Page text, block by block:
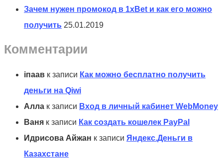
Зачем нужен промокод в 1xBet и как его можно
получить 25.01.2019
Комментарии
іпаав к записи Как можно бесплатно получить
деньги на Qiwi
Алла к записи Вход в личный кабинет WebMoney
Ваня к записи Как создать кошелек PayPal
Идрисова Айжан к записи Яндекс.Деньги в
Казахстане